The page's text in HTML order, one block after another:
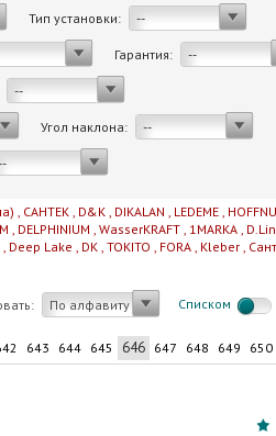
Тип установки: --
Гарантия: --
--
Угол наклона: --
, САНТЕК , D&K , DIKALAN , LEDEME ,
, DELPHINIUM , WasserKRAFT , 1MARKA , D.Lin
, Deep Lake , DK , TOKITO , FORA , Kleber ,
По алфавиту Cписком
643 644 645 646 647 648 649 650